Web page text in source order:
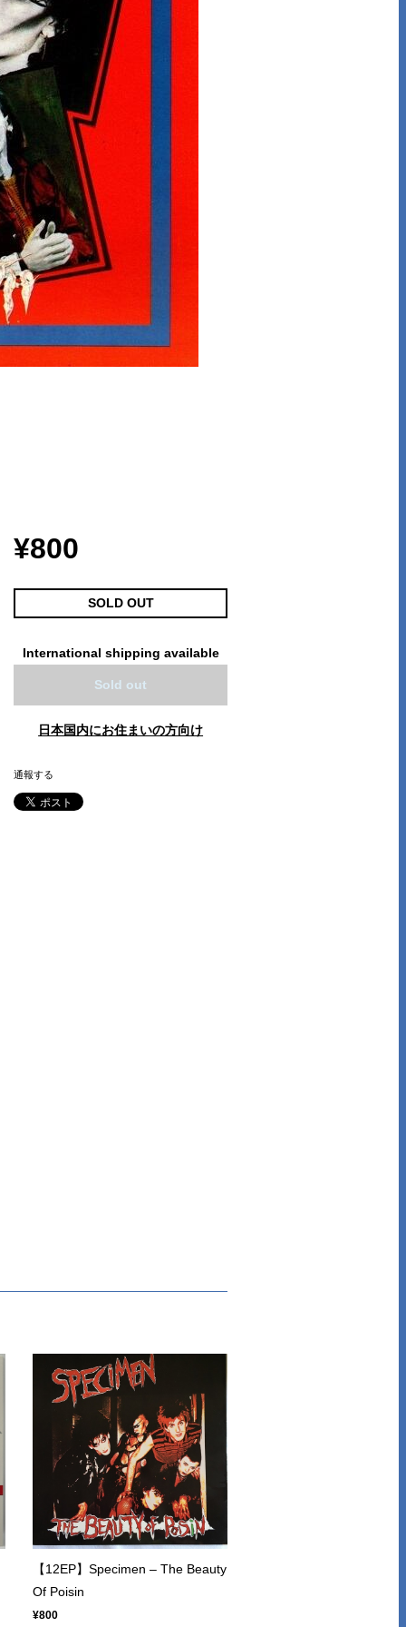
¥800
SOLD OUT
International shipping available
Sold out
日本国内にお住まいの方向け
通報する
【12EP】Specimen – The Beauty
Of Poisin
¥800